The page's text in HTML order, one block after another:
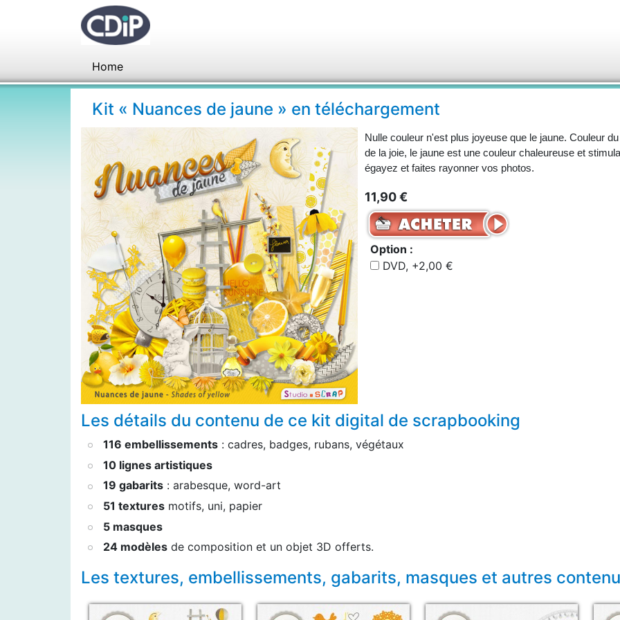
Home
Kit « Nuances de jaune » en téléchargement
Nulle couleur n'est plus joyeuse que le jaune. Couleur
de la joie, le jaune est une couleur chaleureuse et
égayez et faites rayonner vos photos.
11,90 €
Option :
DVD, +2,00 €
Les détails du contenu de ce kit digital de scrapbooking
116 embellissements : cadres, badges, rubans, végétaux
10 lignes artistiques
19 gabarits : arabesque, word-art
51 textures motifs, uni, papier
5 masques
24 modèles de composition et un objet 3D offerts.
Les textures, embellissements, gabarits, masques et autres